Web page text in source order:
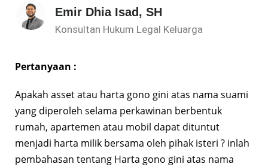
Emir Dhia Isad, SH
Konsultan Hukum Legal Keluarga
Pertanyaan :
Apakah asset atau harta gono gini atas nama suami
yang diperoleh selama perkawinan berbentuk
rumah, apartemen atau mobil dapat dituntut
menjadi harta milik bersama oleh pihak isteri ? inlah
pembahasan tentang Harta gono gini atas nama